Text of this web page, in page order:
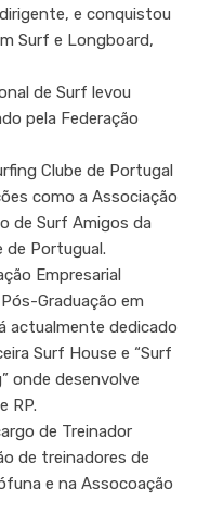
e conquistou
Surf e Longboard,
de Surf levou
pela Federação
Clube de Portugal
como a Associação
de Surf Amigos da
de Portugual.
Empresarial
Graduação em
actualmente dedicado
Surf House e “Surf
onde desenvolve
RP.
de Treinador
de treinadores de
e na Assocoação